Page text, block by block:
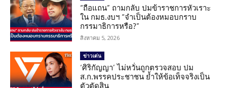
“ถือแถน” ถามกลับ ปมข้าราชการหัวเราะ
ใน กมธ.งบฯ “จำเป็นต้องหมอบกราบ
กรรมาธิการหรือ?”
สิงหาคม 5, 2026
ข่าวเด่น
‘ศิริกัญญา’ ไม่หวั่นถูกตรวจสอบ ปม
ส.ก.พรรคประชาชน ย้ำให้ข้อเท็จจริงเป็น
ตัวตัดสิน